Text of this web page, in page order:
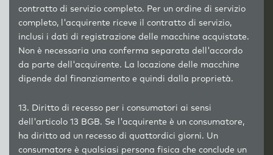
contratto di servizio completo. Per un ordine di servizio
completo, l'acquirente riceve il contratto di servizio,
inclusi i dati di registrazione delle macchine acquistate.
Non è necessaria una conferma separata dell'accordo
da parte dell'acquirente. La locazione delle macchine
dipende dal finanziamento e quindi dalla proprietà.
13. Diritto di recesso per i consumatori ai sensi
dell'articolo 13 BGB. Se l'acquirente è un consumatore,
ha diritto ad un recesso di quattordici giorni. Un
consumatore è qualsiasi persona fisica che conclude un